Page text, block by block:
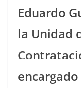
Eduardo
la Unidad